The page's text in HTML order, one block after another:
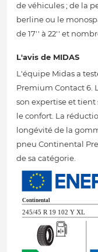
de véhicules ; de la
berline ou le
de 17'' à 22'' et
L'avis de MIDAS
L'équipe Midas a
Premium Contact 6.
son expertise et tient
le confort. La
longévité de la
pneu Continental
de sa catégorie.